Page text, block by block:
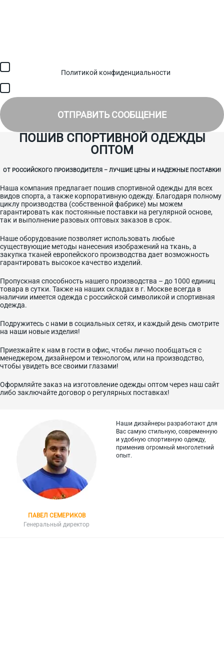
Политикой конфиденциальности
ОТПРАВИТЬ СООБЩЕНИЕ
ПОШИВ СПОРТИВНОЙ ОДЕЖДЫ
ОПТОМ
ОТ РОССИЙСКОГО ПРОИЗВОДИТЕЛЯ – ЛУЧШИЕ ЦЕНЫ И НАДЕЖНЫЕ ПОСТАВКИ!
Наша компания предлагает пошив спортивной одежды для всех
видов спорта, а также корпоративную одежду. Благодаря полному
циклу производства (собственной фабрике) мы можем
гарантировать как постоянные поставки на регулярной основе,
так и выполнение разовых оптовых заказов в срок.
Наше оборудование позволяет использовать любые
существующие методы нанесения изображений на ткань, а
закупка тканей европейского производства дает возможность
гарантировать высокое качество изделий.
Пропускная способность нашего производства – до 1000 единиц
товара в сутки. Также на наших складах в г. Москве всегда в
наличии имеется одежда с российской символикой и спортивная
одежда.
Подружитесь с нами в социальных сетях, и каждый день смотрите
на наши новые изделия!
Приезжайте к нам в гости в офис, чтобы лично пообщаться с
менеджером, дизайнером и технологом, или на производство,
чтобы увидеть все своими глазами!
Оформляйте заказ на изготовление одежды оптом через наш сайт
либо заключайте договор о регулярных поставках!
ПАВЕЛ СЕМЕРИКОВ
Генеральный директор
Наши дизайнеры разработают для
Вас самую стильную, современную
и удобную спортивную одежду,
применив огромный многолетний
опыт.